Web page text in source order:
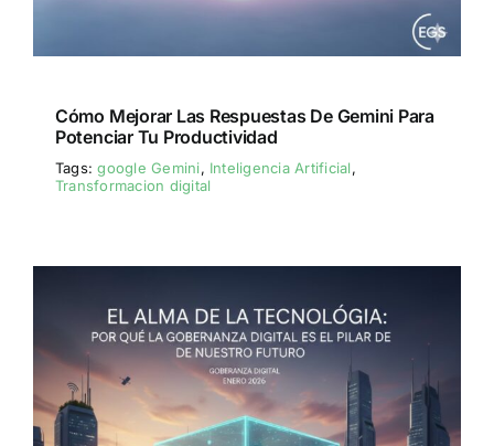
Cómo Mejorar Las Respuestas De Gemini Para
Potenciar Tu Productividad
Tags:google Gemini, Inteligencia Artificial,
Transformacion digital